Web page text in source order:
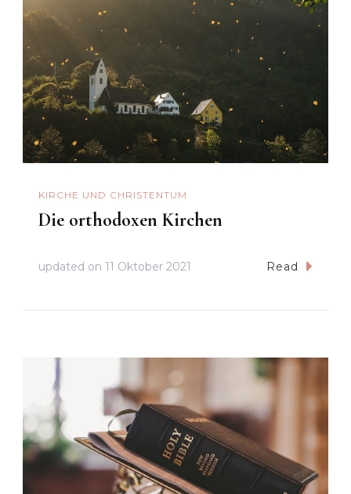
KIRCHE UND CHRISTENTUM
Die orthodoxen Kirchen
updated on 11 Oktober 2021 Read